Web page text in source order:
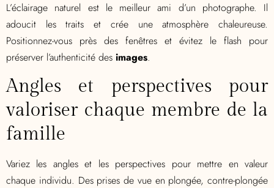
L’éclairage naturel est le meilleur ami d’un photographe. Il
adoucit les traits et crée une atmosphère chaleureuse.
Positionnez-vous près des fenêtres et évitez le flash pour
préserver l’authenticité des images.
Angles et perspectives pour
valoriser chaque membre de la
famille
Variez les angles et les perspectives pour mettre en valeur
chaque individu. Des prises de vue en plongée, contre-plongée